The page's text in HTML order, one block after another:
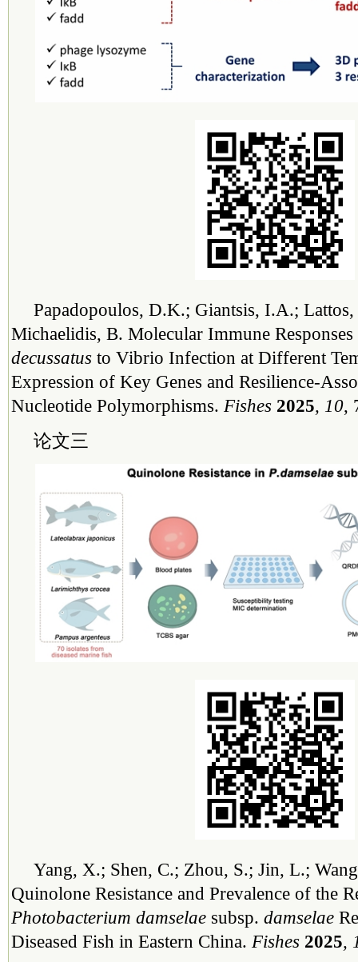
Papadopoulos, D.K.; Giantsis, I.A.;
Michaelidis, B. Molecular Immune
decussatus to Vibrio Infection at Different
Expression of Key Genes and Resilience-
Nucleotide Polymorphisms. Fishes 2025, 10,
论文三
Yang, X.; Shen, C.; Zhou, S.; Jin, L.;
Quinolone Resistance and Prevalence of the
Photobacterium damselae subsp. damselae
Diseased Fish in Eastern China. Fishes 2025,